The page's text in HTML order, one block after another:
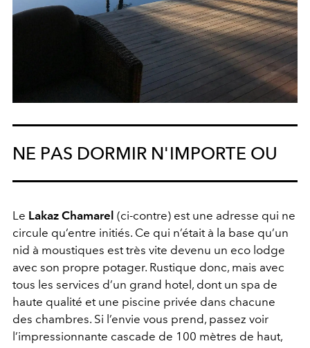
NE PAS DORMIR N'IMPORTE OU
Le Lakaz Chamarel (ci-contre) est une adresse qui ne
circule qu’entre initiés. Ce qui n’était à la base qu’un
nid à moustiques est très vite devenu un eco lodge
avec son propre potager. Rustique donc, mais avec
tous les services d’un grand hotel, dont un spa de
haute qualité et une piscine privée dans chacune
des chambres. Si l’envie vous prend, passez voir
l’impressionnante cascade de 100 mètres de haut,